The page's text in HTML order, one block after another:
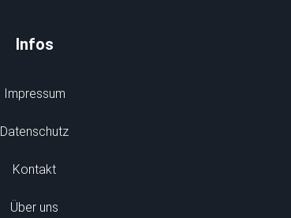
Infos
Impressum
Datenschutz
Kontakt
Über uns